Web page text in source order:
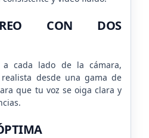
CON DOS
a cada lado de la cámara,
desde una gama de
que tu voz se oiga clara y